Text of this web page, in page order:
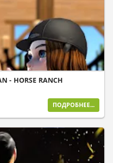
- HORSE RANCH
ПОДРОБНЕЕ...